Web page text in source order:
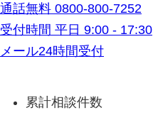
通話無料 0800-800-7252
受付時間 平日 9:00 - 17:30
メール24時間受付
累計相談件数